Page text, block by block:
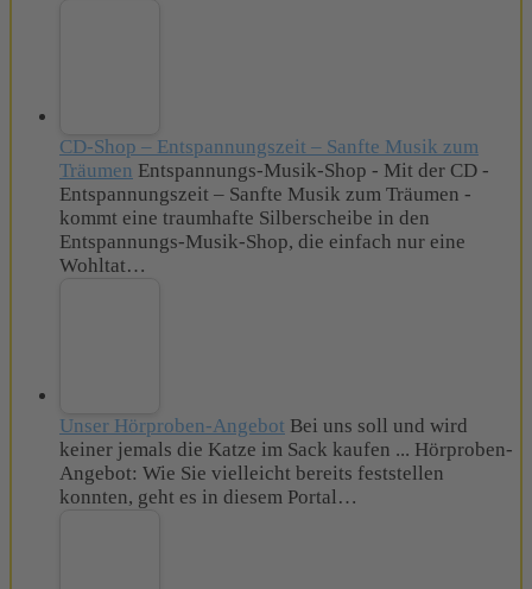
CD-Shop – Entspannungszeit – Sanfte Musik zum
Träumen Entspannungs-Musik-Shop - Mit der CD -
Entspannungszeit – Sanfte Musik zum Träumen -
kommt eine traumhafte Silberscheibe in den
Entspannungs-Musik-Shop, die einfach nur eine
Wohltat…
Unser Hörproben-Angebot Bei uns soll und wird
keiner jemals die Katze im Sack kaufen ... Hörproben-
Angebot: Wie Sie vielleicht bereits feststellen
konnten, geht es in diesem Portal…